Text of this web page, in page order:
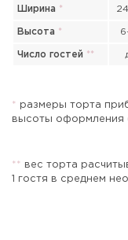
Ширина *
Высота *
Число гостей **
*
размеры торта
высоты оформления
* *
вес торта
1 гостя в среднем